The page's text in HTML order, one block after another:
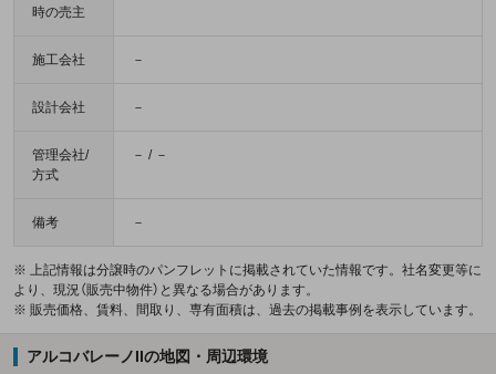
時の売主
施工会社 －
設計会社 －
管理会社/
方式
－ / －
備考 －
※ 上記情報は分譲時のパンフレットに掲載されていた情報です。社名変更等に
より、現況（販売中物件）と異なる場合があります。
※ 販売価格、賃料、間取り、専有面積は、過去の掲載事例を表示しています。
アルコバレーノIIの地図・周辺環境